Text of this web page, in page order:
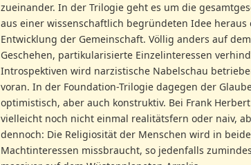
zueinander. In der Trilogie geht es um die
aus einer wissenschaftlich begründeten Idee
Entwicklung der Gemeinschaft. Völlig anders auf
Geschehen, partikularisierte Einzelinteressen
Introspektiven wird narzistische Nabelschau
voran. In der Foundation-Trilogie dagegen der
optimistisch, aber auch konstruktiv. Bei Frank
vielleicht noch nicht einmal realitätsfern oder naiv,
dennoch: Die Religiosität der Menschen wird in
Machtinteressen missbraucht, so jedenfalls